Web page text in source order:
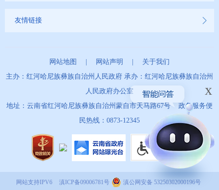
友情链接
网站地图 网站声明
关于我们
主办：红河哈尼族彝族自治州人民政府 承办：红河哈尼族彝族自治州
人民政府办公室
地址：云南省红河哈尼族彝族自治州蒙自市天马路67号 政务服务便
民热线：0873-12345
x
网站支持IPV6 滇ICP备09006781号 滇公网安备 53250302000196号